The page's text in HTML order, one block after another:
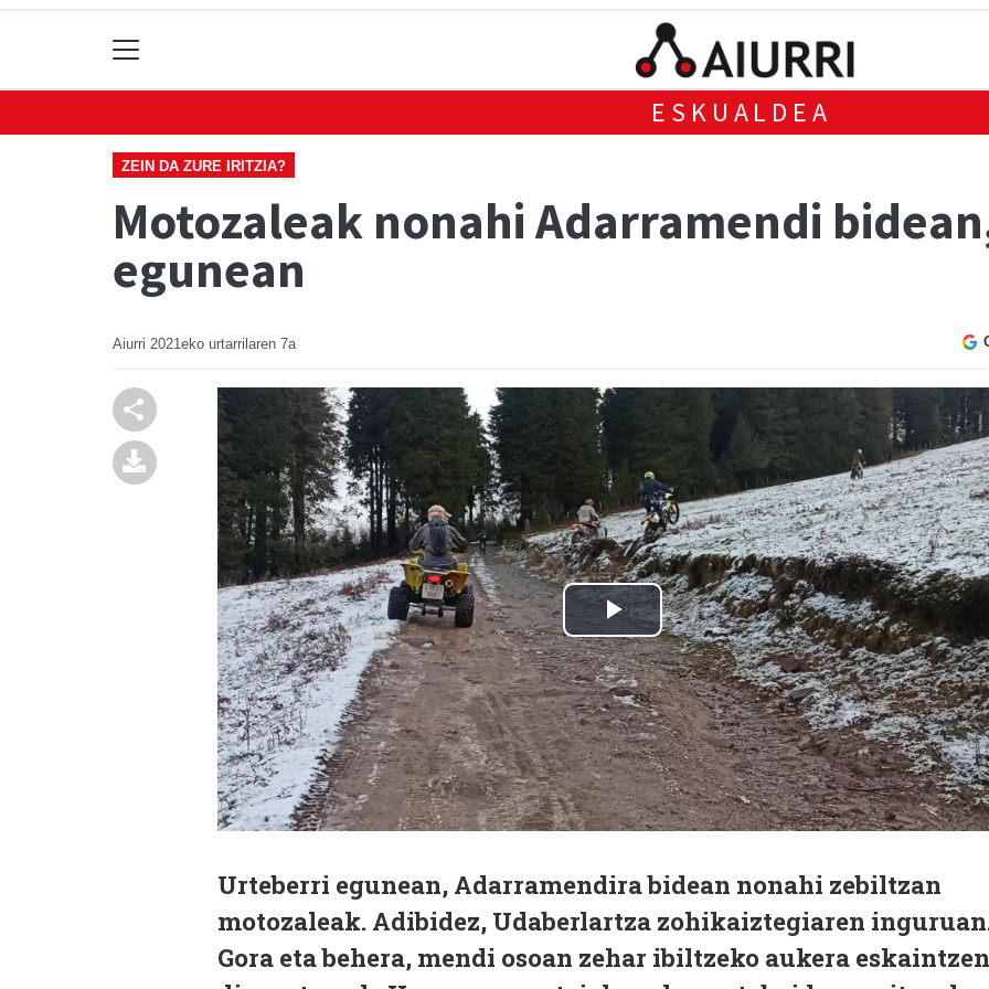
ESKUALDEA
ZEIN DA ZURE IRITZIA?
Motozaleak nonahi Adarramendi
egunean
Aiurri 2021eko urtarrilaren 7a
Urteberri egunean, Adarramendira bidean nonahi zebiltzan
motozaleak. Adibidez, Udaberlartza zohikaiztegiaren
Gora eta behera, mendi osoan zehar ibiltzeko aukera eskaintzen